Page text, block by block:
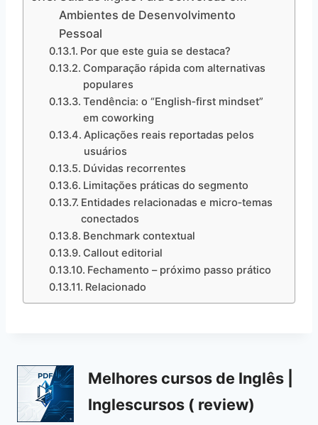
Ambientes de Desenvolvimento
Pessoal
Por que este guia se destaca?
Comparação rápida com alternativas
populares
Tendência: o “English‑first mindset”
em coworking
Aplicações reais reportadas pelos
usuários
Dúvidas recorrentes
Limitações práticas do segmento
Entidades relacionadas e micro‑temas
conectados
Benchmark contextual
Callout editorial
Fechamento – próximo passo prático
Relacionado
Melhores cursos de Inglês |
Inglescursos ( review)